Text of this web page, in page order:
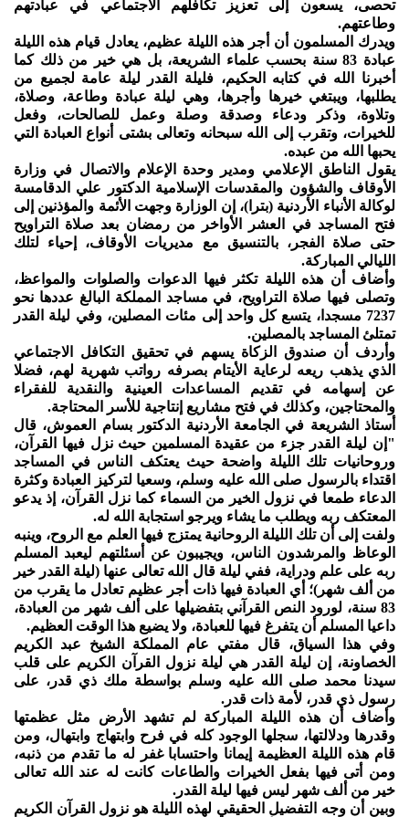
تحصى، يسعون إلى تعزيز تكافلهم الاجتماعي في عبادتهم
وطاعتهم.
ويدرك المسلمون أن أجر هذه الليلة عظيم، يعادل قيام هذه الليلة
عبادة 83 سنة بحسب علماء الشريعة، بل هي خير من ذلك كما
أخبرنا الله في كتابه الحكيم، فليلة القدر ليلة عامة لجميع من
يطلبها، ويبتغي خيرها وأجرها، وهي ليلة عبادة وطاعة، وصلاة،
وتلاوة، وذكر ودعاء وصدقة وصلة وعمل للصالحات، وفعل
للخيرات، وتقرب إلى الله سبحانه وتعالى بشتى أنواع العبادة التي
يحبها الله من عبده.
يقول الناطق الإعلامي ومدير وحدة الإعلام والاتصال في وزارة
الأوقاف والشؤون والمقدسات الإسلامية الدكتور علي الدقامسة
لوكالة الأنباء الأردنية (بترا)، إن الوزارة وجهت الأئمة والمؤذنين إلى
فتح المساجد في العشر الأواخر من رمضان بعد صلاة التراويح
حتى صلاة الفجر، بالتنسيق مع مديريات الأوقاف، إحياء لتلك
الليالي المباركة.
وأضاف أن هذه الليلة تكثر فيها الدعوات والصلوات والمواعظ،
وتصلى فيها صلاة التراويح، في مساجد المملكة البالغ عددها نحو
7237 مسجدا، يتسع كل واحد إلى مئات المصلين، وفي ليلة القدر
تمتلئ المساجد بالمصلين.
وأردف أن صندوق الزكاة يسهم في تحقيق التكافل الاجتماعي
الذي يذهب ريعه لرعاية الأيتام بصرفه رواتب شهرية لهم، فضلا
عن إسهامه في تقديم المساعدات العينية والنقدية للفقراء
والمحتاجين، وكذلك في فتح مشاريع إنتاجية للأسر المحتاجة.
أستاذ الشريعة في الجامعة الأردنية الدكتور بسام العموش، قال
"إن ليلة القدر جزء من عقيدة المسلمين حيث نزل فيها القرآن،
وروحانيات تلك الليلة واضحة حيث يعتكف الناس في المساجد
اقتداء بالرسول صلى الله عليه وسلم، وسعيا لتركيز العبادة وكثرة
الدعاء طمعا في نزول الخير من السماء كما نزل القرآن، إذ يدعو
المعتكف ربه ويطلب ما يشاء ويرجو استجابة الله له.
ولفت إلى أن تلك الليلة الروحانية يمتزج فيها العلم مع الروح، وينبه
الوعاظ والمرشدون الناس، ويجيبون عن أسئلتهم ليعبد المسلم
ربه على علم ودراية، ففي ليلة قال الله تعالى عنها (ليلة القدر خير
من ألف شهر)؛ أي العبادة فيها ذات أجر عظيم تعادل ما يقرب من
83 سنة، لورود النص القرآني بتفضيلها على ألف شهر من العبادة،
داعيا المسلم أن يتفرغ فيها للعبادة، ولا يضيع هذا الوقت العظيم.
وفي هذا السياق، قال مفتي عام المملكة الشيخ عبد الكريم
الخصاونة، إن ليلة القدر هي ليلة نزول القرآن الكريم على قلب
سيدنا محمد صلى الله عليه وسلم بواسطة ملك ذي قدر، على
رسول ذي قدر، لأمة ذات قدر.
وأضاف أن هذه الليلة المباركة لم تشهد الأرض مثل عظمتها
وقدرها ودلالتها، سجلها الوجود كله في فرح وابتهاج وابتهال، ومن
قام هذه الليلة العظيمة إيمانا واحتسابا غفر له ما تقدم من ذنبه،
ومن أتى فيها بفعل الخيرات والطاعات كانت له عند الله تعالى
خير من ألف شهر ليس فيها ليلة القدر.
وبين أن وجه التفضيل الحقيقي لهذه الليلة هو نزول القرآن الكريم